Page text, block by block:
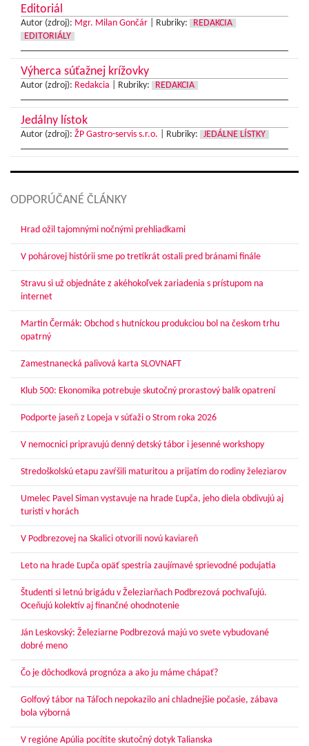
Editoriál
Autor (zdroj): Mgr. Milan Gončár Rubriky:
REDAKCIA
EDITORIÁLY
Výherca súťažnej krížovky
Autor (zdroj): Redakcia Rubriky: REDAKCIA
Jedálny lístok
Autor (zdroj): ŽP Gastro-servis s.r.o. Rubriky: JEDÁLNE LÍSTKY
ODPORÚČANÉ ČLÁNKY
Hrad ožil tajomnými nočnými prehliadkami
V pohárovej histórii sme po tretíkrát ostali pred bránami finále
Stravu si už objednáte z akéhokoľvek zariadenia s prístupom na
internet
Martin Čermák: Obchod s hutníckou produkciou bol na českom trhu
opatrný
Zamestnanecká palivová karta SLOVNAFT
Klub 500: Ekonomika potrebuje skutočný prorastový balík opatrení
Podporte jaseň z Lopeja v súťaži o Strom roka 2026
V nemocnici pripravujú denný detský tábor i jesenné workshopy
Stredoškolskú etapu zavŕšili maturitou a prijatím do rodiny železiarov
Umelec Pavel Siman vystavuje na hrade Ľupča, jeho diela obdivujú aj
turisti v horách
V Podbrezovej na Skalici otvorili novú kaviareň
Leto na hrade Ľupča opäť spestria zaujímavé sprievodné podujatia
Študenti si letnú brigádu v Železiarňach Podbrezová pochvaľujú.
Oceňujú kolektív aj finančné ohodnotenie
Ján Leskovský: Železiarne Podbrezová majú vo svete vybudované
dobré meno
Čo je dôchodková prognóza a ako ju máme chápať?
Golfový tábor na Táľoch nepokazilo ani chladnejšie počasie, zábava
bola výborná
V regióne Apúlia pocítite skutočný dotyk Talianska